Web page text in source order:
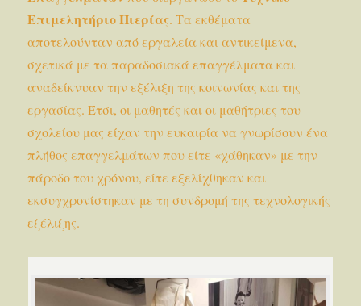
Επιμελητήριο Πιερίας. Τα εκθέματα
αποτελούνταν από εργαλεία και αντικείμενα,
σχετικά με τα παραδοσιακά επαγγέλματα και
αναδείκνυαν την εξέλιξη της κοινωνίας και της
εργασίας. Έτσι, οι μαθητές και οι μαθήτριες του
σχολείου μας είχαν την ευκαιρία να γνωρίσουν ένα
πλήθος επαγγελμάτων που είτε «χάθηκαν» με την
πάροδο του χρόνου, είτε εξελίχθηκαν και
εκσυγχρονίστηκαν με τη συνδρομή της τεχνολογικής
εξέλιξης.